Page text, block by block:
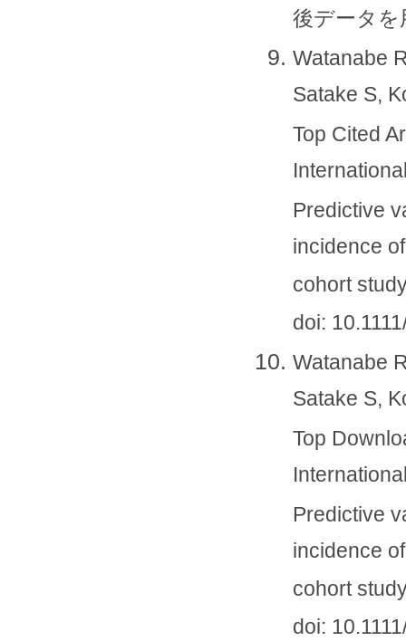
後データを
Watanabe
Satake S,
Top Cited
Predictive
incidence
cohort
doi:
Watanabe
Satake S,
Top
Predictive
incidence
cohort
doi: